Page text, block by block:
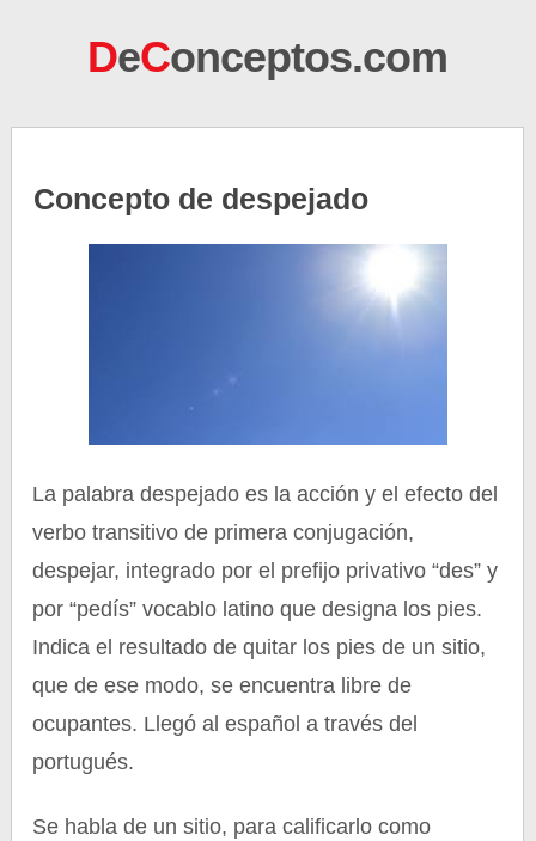
DeConceptos.com
Concepto de despejado
La palabra despejado es la acción y el efecto del
verbo transitivo de primera conjugación,
despejar, integrado por el prefijo privativo “des” y
por “pedís” vocablo latino que designa los pies.
Indica el resultado de quitar los pies de un sitio,
que de ese modo, se encuentra libre de
ocupantes. Llegó al español a través del
portugués.
Se habla de un sitio, para calificarlo como